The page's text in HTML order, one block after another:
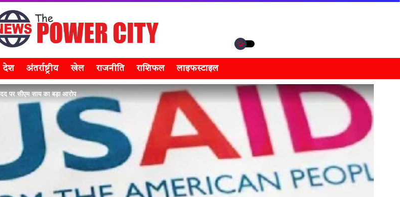
देश अंतर्राष्ट्रीय खेल राजनीति राशिफल लाइफस्टाइल
पर सीएम साय का बड़ा आरोप